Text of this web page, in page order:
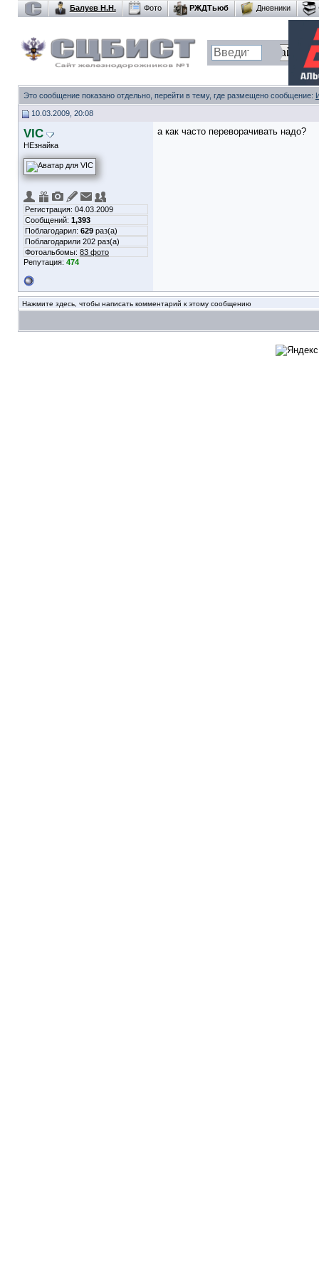
Балуев Н.Н. Фото РЖДТьюб Дневники
Это сообщение показано отдельно, перейти в тему, где размещено сообщение:
10.03.2009, 20:08
VIC
НЕзнайка
Регистрация: 04.03.2009
Сообщений: 1,393
Поблагодарил: 629 раз(а)
Поблагодарили 202 раз(а)
Фотоальбомы: 83 фото
Репутация: 474
а как часто переворачивать надо?
Нажмите здесь, чтобы написать комментарий к этому сообщению